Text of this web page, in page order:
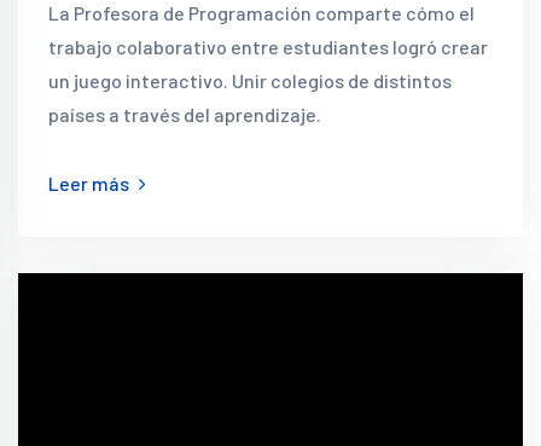
La Profesora de Programación comparte cómo el
trabajo colaborativo entre estudiantes logró crear
un juego interactivo. Unir colegios de distintos
países a través del aprendizaje.
Leer más